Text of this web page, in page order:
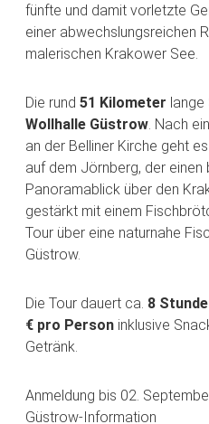
fünfte und damit vorletzte
einer abwechslungsreichen
malerischen Krakower See.
Die rund 51 Kilometer
Wollhalle Güstrow . Nach
an der Belliner Kirche geht
auf dem Jörnberg, der einen
Panoramablick über den
gestärkt mit einem
Tour über eine naturnahe
Güstrow.
Die Tour dauert ca. 8
€ pro Person inklusive
Getränk.
Anmeldung bis 02.
Güstrow-Information